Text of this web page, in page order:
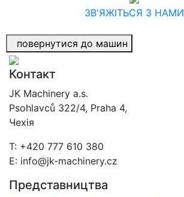
ЗВ'ЯЖІТЬСЯ З НАМИ
повернутися до машин
Контакт
JK Machinery a.s.
Psohlavců 322/4, Praha 4,
Чехія
T: +420 777 610 380
E: info@jk-machinery.cz
Представництва